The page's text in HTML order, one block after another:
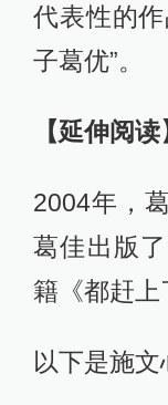
代表性的
子葛优”。
【延伸阅读
2004年，
葛佳出版
籍《都赶上
以下是施文